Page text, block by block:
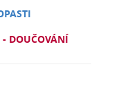
DOUČOVÁNÍ